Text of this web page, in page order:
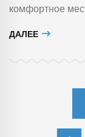
комфортное
ДАЛЕЕ